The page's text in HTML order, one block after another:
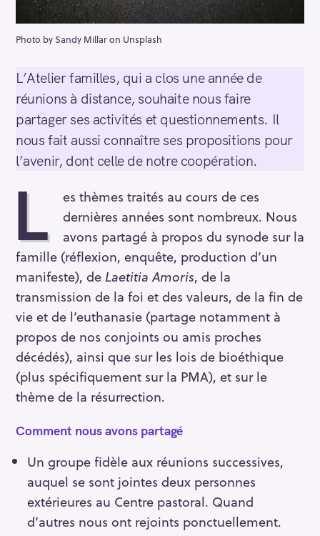
Photo by Sandy Millar on Unsplash
L’Atelier familles, qui a clos une année de
réunions à distance, souhaite nous faire
partager ses activités et questionnements. Il
nous fait aussi connaître ses propositions pour
l’avenir, dont celle de notre coopération.
L
es thèmes traités au cours de ces
dernières années sont nombreux. Nous
avons partagé à propos du synode sur la
famille (réflexion, enquête, production d’un
manifeste), de Laetitia Amoris, de la
transmission de la foi et des valeurs, de la fin de
vie et de l’euthanasie (partage notamment à
propos de nos conjoints ou amis proches
décédés), ainsi que sur les lois de bioéthique
(plus spécifiquement sur la PMA), et sur le
thème de la résurrection.
Comment nous avons partagé
Un groupe fidèle aux réunions successives,
auquel se sont jointes deux personnes
extérieures au Centre pastoral. Quand
d’autres nous ont rejoints ponctuellement.